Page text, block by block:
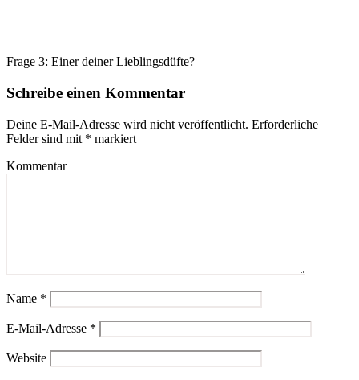
Frage 3: Einer deiner Lieblingsdüfte?
Schreibe einen Kommentar
Deine E-Mail-Adresse wird nicht veröffentlicht. Erforderliche
Felder sind mit * markiert
Kommentar
Name *
E-Mail-Adresse *
Website